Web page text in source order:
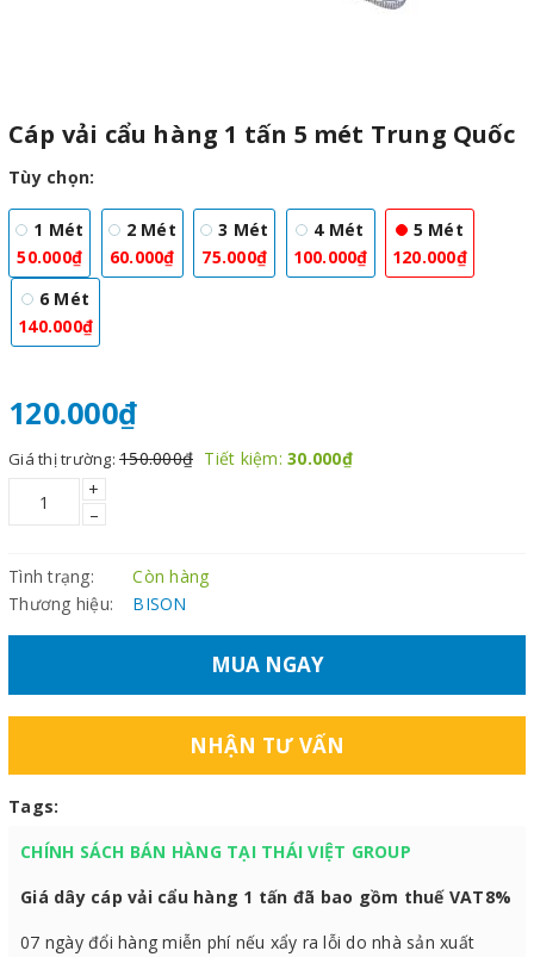
Cáp vải cẩu hàng 1 tấn 5 mét Trung Quốc
Tùy chọn:
1 Mét
50.000₫
2 Mét
60.000₫
3 Mét
75.000₫
4 Mét
100.000₫
5 Mét
120.000₫
6 Mét
140.000₫
120.000₫
Giá thị trường: 150.000₫ Tiết kiệm: 30.000₫
+
–
Tình trạng:
Còn hàng
Thương hiệu:
BISON
MUA NGAY
NHẬN TƯ VẤN
Tags:
CHÍNH SÁCH BÁN HÀNG TẠI THÁI VIỆT GROUP
Giá dây cáp vải cẩu hàng 1 tấn đã bao gồm thuế VAT8%
07 ngày đổi hàng miễn phí nếu xẩy ra lỗi do nhà sản xuất